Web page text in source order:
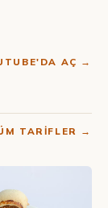
AÇ →
TARIFLER →